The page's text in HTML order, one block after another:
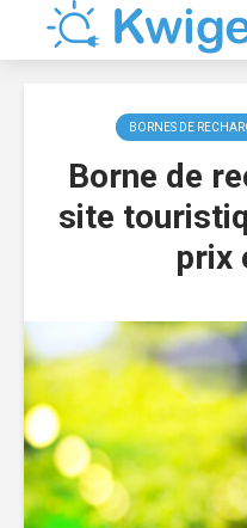
BORNES DE
Borne de
site
prix